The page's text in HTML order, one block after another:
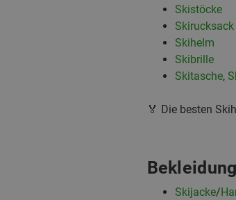
Skistöcke
Skirucksack
Skihelm
Skibrille
Skitasche,
🏅 Die besten
Skijacke/